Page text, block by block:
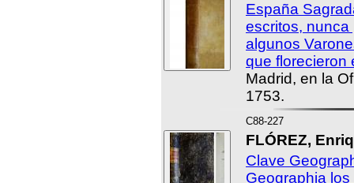
España
escritos,
algunos
que florecieron
Madrid, en la
1753.
C88-227
FLÓREZ,
Clave
Geographia